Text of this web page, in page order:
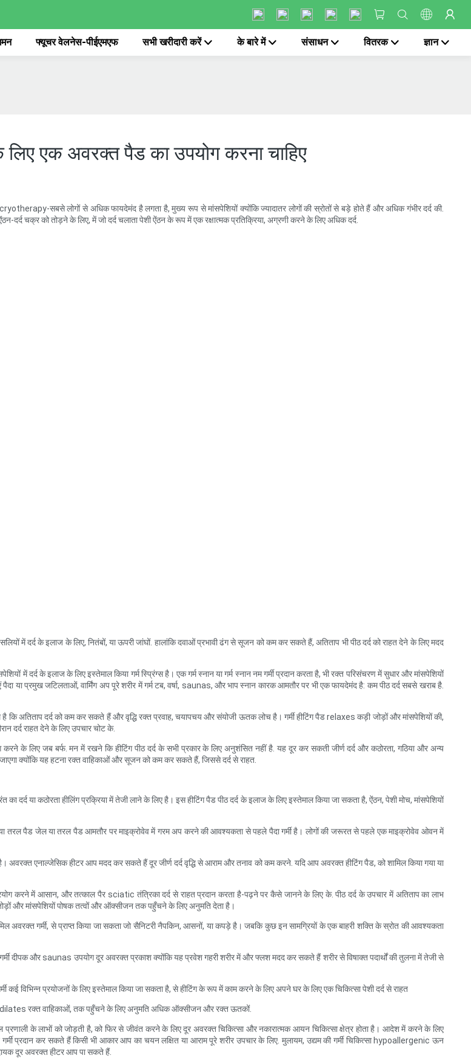
फ्यूचर वेलनेस-पीईएमएफ सभी खरीदारी करें के बारे में संसाधन वितरक ज्ञान
एक अवरक्त पैड का उपयोग करना चाहिए
सबसे लोगों से अधिक फायदेमंद है लगता है, मुख्य रूप से मांसपेशियों क्योंकि ज्यादातर लोगों की स्रोतों से बड़े होते हैं और अधिक गंभीर दर्द की.
दर्द चक्र को तोड़ने के लिए, में जो दर्द चलाता पेशी ऐंठन के रूप में एक रक्षात्मक प्रतिक्रिया, अग्रणी करने के लिए अधिक दर्द.
में दर्द के इलाज के लिए, नितंबों, या ऊपरी जांघों. हालांकि दवाओं प्रभावी ढंग से सूजन को कम कर सकते हैं, अतिताप भी पीठ दर्द को राहत देने के लिए मदद
में दर्द के इलाज के लिए इस्तेमाल किया गर्म स्प्रिंग्स है। एक गर्म स्नान या गर्म स्नान नम गर्मी प्रदान करता है, भी रक्त परिसंचरण में सुधार और मांसपेशियों
या प्रमुख जटिलताओं, वार्मिंग अप पूरे शरीर में गर्म टब, वर्षा, saunas, और भाप स्नान कारक आमतौर पर भी एक फायदेमंद है: कम पीठ दर्द सबसे खराब है.
अतिताप दर्द को कम कर सकते हैं और वृद्धि रक्त प्रवाह, चयापचय और संयोजी ऊतक लोच है। गर्मी हीटिंग पैड relaxes कड़ी जोड़ों और मांसपेशियों की,
दर्द राहत देने के लिए उपचार चोट के.
करने के लिए जब बर्फ. मन में रखने कि हीटिंग पीठ दर्द के सभी प्रकार के लिए अनुशंसित नहीं है. यह दूर कर सकती जीर्ण दर्द और कठोरता, गठिया और अन्य
जाएगा क्योंकि यह हटना रक्त वाहिकाओं और सूजन को कम कर सकते हैं, जिससे दर्द से राहत.
या कठोरता हीलिंग प्रक्रिया में तेजी लाने के लिए है। इस हीटिंग पैड पीठ दर्द के इलाज के लिए इस्तेमाल किया जा सकता है, ऐंठन, पेशी मोच, मांसपेशियों
तरल पैड जेल या तरल पैड आमतौर पर माइक्रोवेव में गरम अप करने की आवश्यकता से पहले पैदा गर्मी है। लोगों की जरूरत से पहले एक माइक्रोवेव ओवन में
एनाल्जेसिक हीटर आप मदद कर सकते हैं दूर जीर्ण दर्द वृद्धि से आराम और तनाव को कम करने. यदि आप अवरक्त हीटिंग पैड, को शामिल किया गया या
करने में आसान, और तत्काल पैर sciatic तंत्रिका दर्द से राहत प्रदान करता है-पढ़ने पर कैसे जानने के लिए के. पीठ दर्द के उपचार में अतिताप का लाभ
और मांसपेशियों पोषक तत्वों और ऑक्सीजन तक पहुँचने के लिए अनुमति देता है।
अवरक्त गर्मी, से प्राप्त किया जा सकता जो सैनिटरी नैपकिन, आसनों, या कपड़े है। जबकि कुछ इन सामग्रियों के एक बाहरी शक्ति के स्रोत की आवश्यकता
दीपक और saunas उपयोग दूर अवरक्त प्रकाश क्योंकि यह प्रवेश गहरी शरीर में और फ्लश मदद कर सकते हैं शरीर से विषाक्त पदार्थों की तुलना में तेजी से
कई विभिन्न प्रयोजनों के लिए इस्तेमाल किया जा सकता है, से हीटिंग के रूप में काम करने के लिए अपने घर के लिए एक चिकित्सा पेशी दर्द से राहत
रक्त वाहिकाओं, तक पहुँचने के लिए अनुमति अधिक ऑक्सीजन और रक्त ऊतकों.
के लाभों को जोड़ती है, को फिर से जीवंत करने के लिए दूर अवरक्त चिकित्सा और नकारात्मक आयन चिकित्सा क्षेत्र होता है। आदेश में करने के लिए
प्रदान कर सकते हैं किसी भी आकार आप का चयन लक्षित या आराम पूरे शरीर उपचार के लिए. मुलायम, उद्यम की गर्मी चिकित्सा hypoallergenic ऊन
दूर अवरक्त हीटर आप पा सकते हैं.